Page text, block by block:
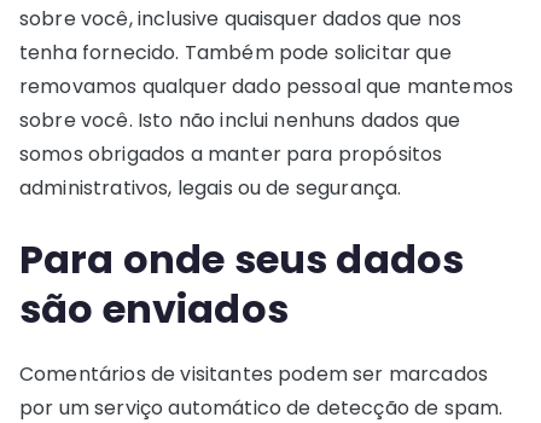
sobre você, inclusive quaisquer dados que nos
tenha fornecido. Também pode solicitar que
removamos qualquer dado pessoal que mantemos
sobre você. Isto não inclui nenhuns dados que
somos obrigados a manter para propósitos
administrativos, legais ou de segurança.
Para onde seus dados
são enviados
Comentários de visitantes podem ser marcados
por um serviço automático de detecção de spam.